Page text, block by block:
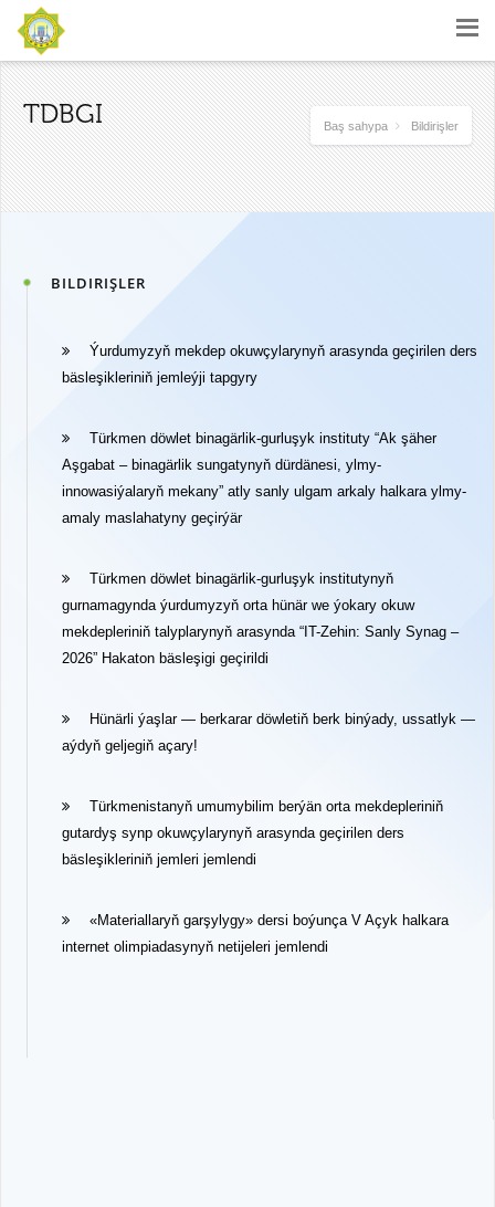
TDBGI Baş sahypa Bildirişler
BILDIRIŞLER
Ýurdumyzyň mekdep okuwçylarynyň arasynda geçirilen ders
bäsleşikleriniň jemleýji tapgyry
Türkmen döwlet binagärlik-gurluşyk instituty “Ak şäher
Aşgabat – binagärlik sungatynyň dürdänesi, ylmy-
innowasiýalaryň mekany” atly sanly ulgam arkaly halkara ylmy-
amaly maslahatyny geçirýär
Türkmen döwlet binagärlik-gurluşyk institutynyň
gurnamagynda ýurdumyzyň orta hünär we ýokary okuw
mekdepleriniň talyplarynyň arasynda “IT-Zehin: Sanly Synag –
2026” Hakaton bäsleşigi geçirildi
Hünärli ýaşlar — berkarar döwletiň berk binýady, ussatlyk —
aýdyň geljegiň açary!
Türkmenistanyň umumybilim berýän orta mekdepleriniň
gutardyş synp okuwçylarynyň arasynda geçirilen ders
bäsleşikleriniň jemleri jemlendi
«Materiallaryň garşylygy» dersi boýunça V Açyk halkara
internet olimpiadasynyň netijeleri jemlendi